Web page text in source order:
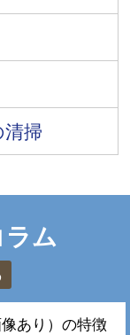
掃
ラム
あり）の特徴